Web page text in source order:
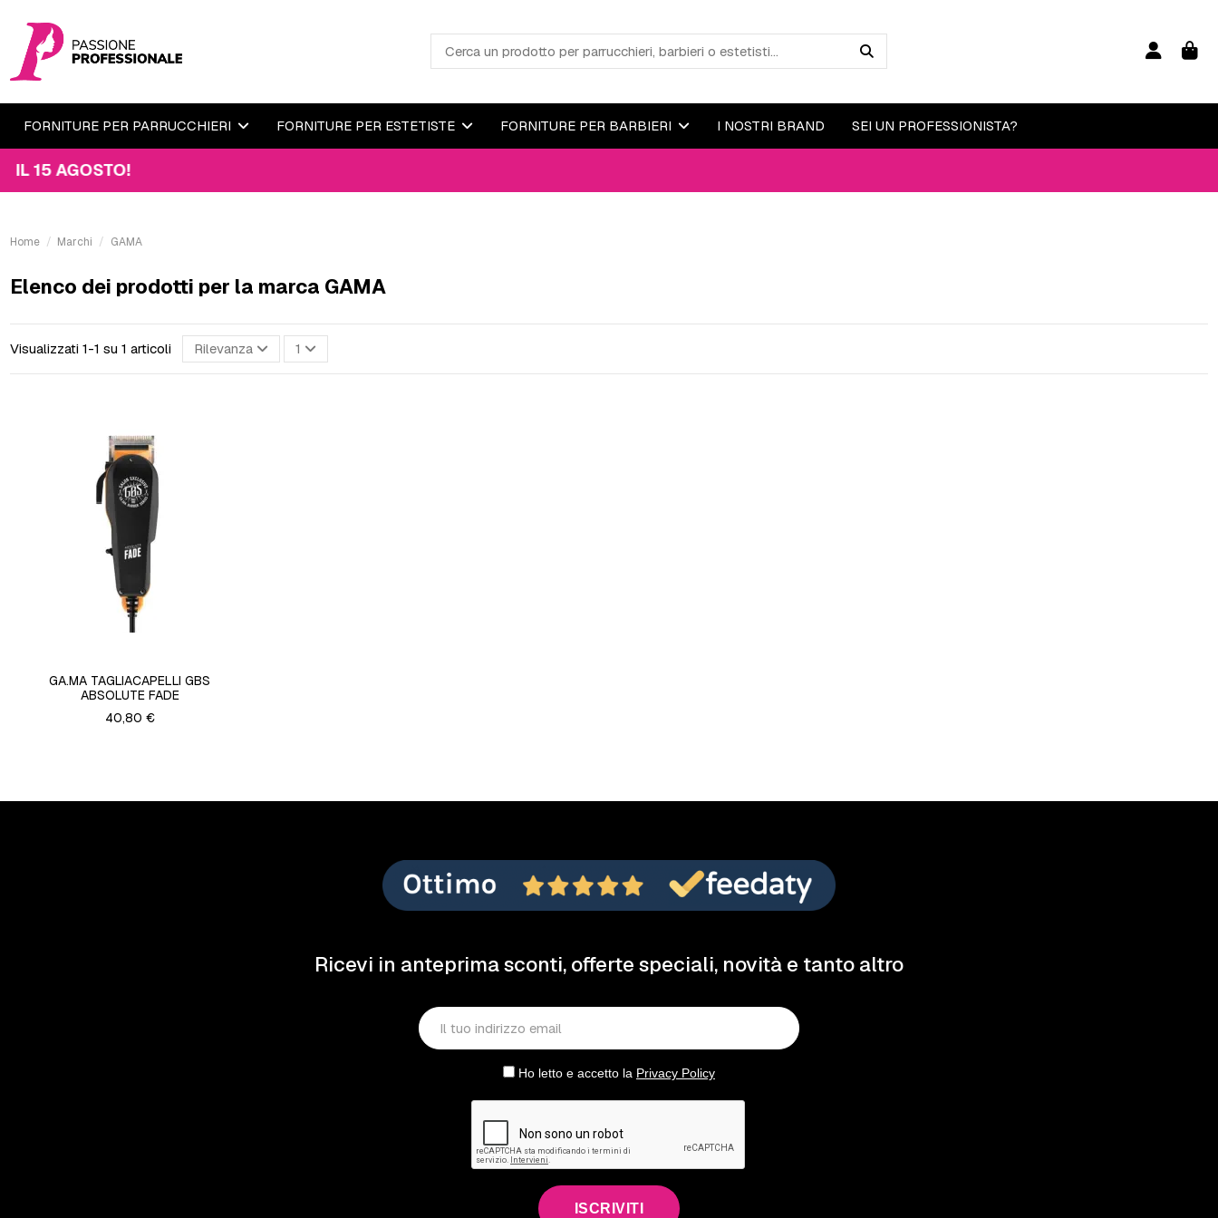
FORNITURE PER PARRUCCHIERI FORNITURE PER ESTETISTE FORNITURE PER BARBIERI I NOSTRI BRAND SEI UN PROFESSIONISTA?
AGOSTO!
Home Marchi GAMA
Elenco dei prodotti per la marca GAMA
Visualizzati 1-1 su 1 articoli Rilevanza 1
GA.MA TAGLIACAPELLI GBS
ABSOLUTE FADE
40,80 €
Ricevi in anteprima sconti, offerte speciali, novità e tanto altro
Ho letto e accetto la Privacy Policy
ISCRIVITI